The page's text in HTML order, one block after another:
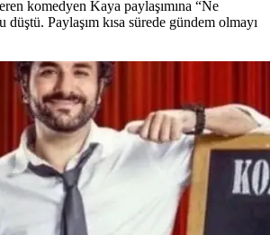
komedyen Kaya paylaşımına “Ne
düştü. Paylaşım kısa sürede gündem olmayı